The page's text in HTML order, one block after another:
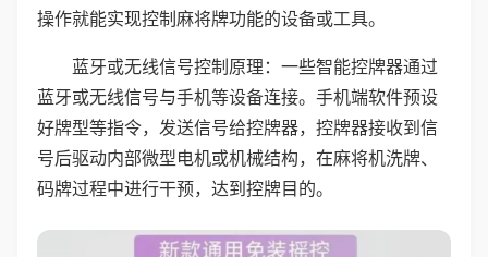
操作就能实现控制麻将牌功能的设备或工具。
蓝牙或无线信号控制原理：一些智能控牌器通过
蓝牙或无线信号与手机等设备连接。手机端软件预设
好牌型等指令，发送信号给控牌器，控牌器接收到信
号后驱动内部微型电机或机械结构，在麻将机洗牌、
码牌过程中进行干预，达到控牌目的。